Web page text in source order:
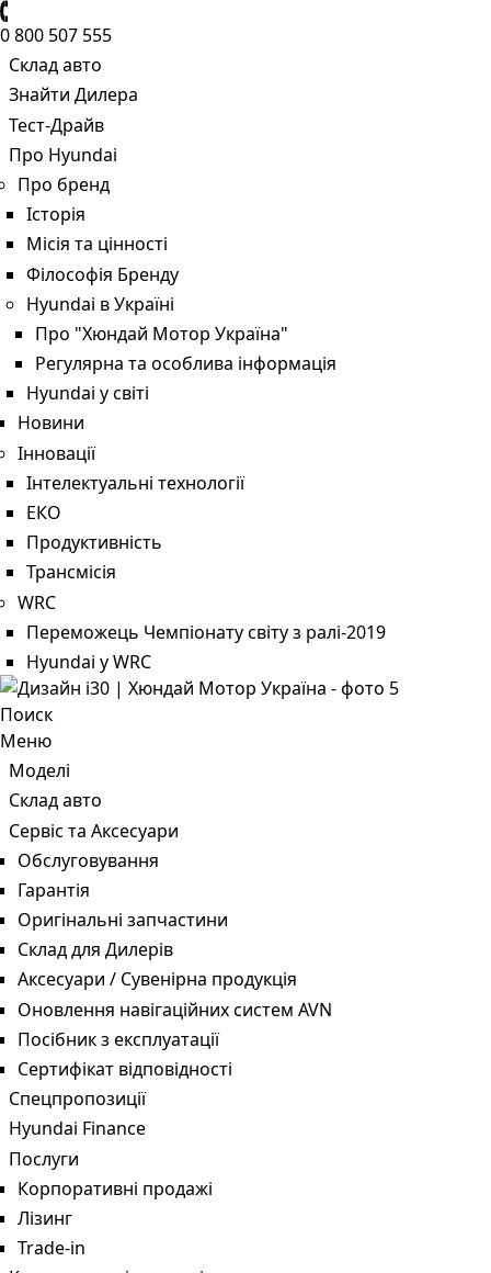
0 800 507 555
Склад авто
Знайти Дилера
Тест-Драйв
Про Hyundai
Про бренд
Історія
Місія та цінності
Філософія Бренду
Hyundai в Україні
Про "Хюндай Мотор Україна"
Регулярна та особлива інформація
Hyundai у світі
Новини
Інновації
Інтелектуальні технології
ЕКО
Продуктивність
Трансмісія
WRC
Переможець Чемпіонату світу з ралі-2019
Hyundai у WRC
Поиск
Меню
Моделі
Склад авто
Сервіс та Аксесуари
Обслуговування
Гарантія
Оригінальні запчастини
Склад для Дилерів
Аксесуари / Сувенірна продукція
Оновлення навігаційних систем AVN
Посібник з експлуатації
Сертифікат відповідності
Спецпропозиції
Hyundai Finance
Послуги
Корпоративні продажі
Лізинг
Trade-in